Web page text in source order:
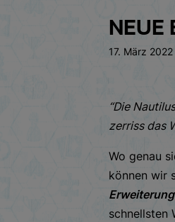
NEUE
17. März 2022
“Die
zerriss das
Wo genau
können wir
schnellsten